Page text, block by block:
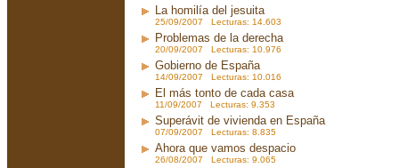
La homilía del jesuita
25/09/2007 Lecturas: 14.603
Problemas de la derecha
20/09/2007 Lecturas: 10.976
Gobierno de España
14/09/2007 Lecturas: 10.016
El más tonto de cada casa
11/09/2007 Lecturas: 9.353
Superávit de vivienda en España
07/09/2007 Lecturas: 8.835
Ahora que vamos despacio
26/08/2007 Lecturas: 9.065